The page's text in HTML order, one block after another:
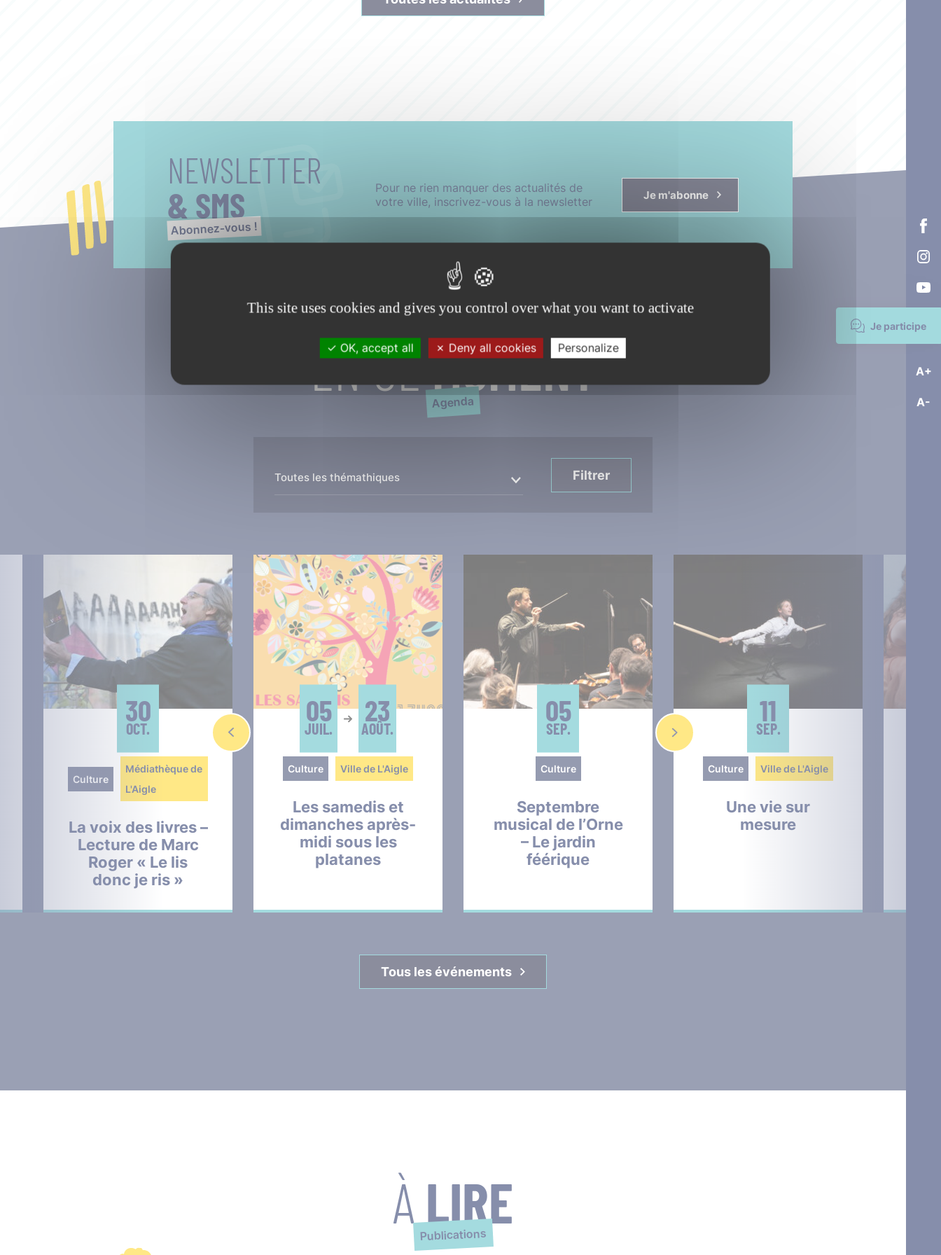
Je participe
A+
A-
NEWSLETTER
& SMS
Abonnez-vous !
Pour ne rien manquer des actualités de
votre ville, inscrivez-vous à la newsletter
Je m'abonne
EN CEMOMENT
Agenda
Toutes les thémathiques Filtrer
30
OCT.
Culture
Médiathèque de
L'Aigle
La voix des livres –
Lecture de Marc
Roger « Le lis
donc je ris »
05
JUIL.
23
AOÛT.
Culture Ville de L'Aigle
Les samedis et
dimanches après-
midi sous les
platanes
05
SEP.
Culture
Septembre
musical de l’Orne
– Le jardin
féérique
11
SEP.
Culture Ville de L'Aigle
Une vie sur
mesure
Tous les événements
À LIRE
Publications
This site uses cookies and gives you control over what you want to activate
OK, accept all Deny all cookies Personalize